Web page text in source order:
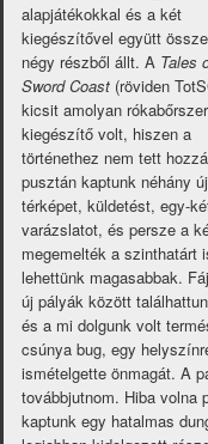
alapjátékokkal és a két
kiegészítővel együtt
négy részből állt. A Tales
Sword Coast (röviden
kicsit amolyan
kiegészítő volt, hiszen a
történethez nem tett
pusztán kaptunk néhány
térképet, küldetést, egy-
varázslatot, és persze a
megemelték a szinthatárt
lehettünk magasabbak.
új pályák között
és a mi dolgunk volt
csúnya bug, egy
ismételgette önmagát. A
továbbjutnom. Hiba volna
kaptunk egy hatalmas